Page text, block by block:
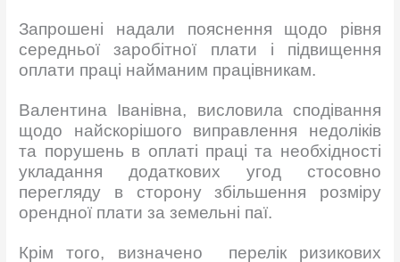
Запрошені надали пояснення щодо рівня
середньої заробітної плати і підвищення
оплати праці найманим працівникам.
Валентина Іванівна, висловила сподівання
щодо найскорішого виправлення недоліків
та порушень в оплаті праці та необхідності
укладання додаткових угод стосовно
перегляду в сторону збільшення розміру
орендної плати за земельні паї.
Крім того, визначено перелік ризикових